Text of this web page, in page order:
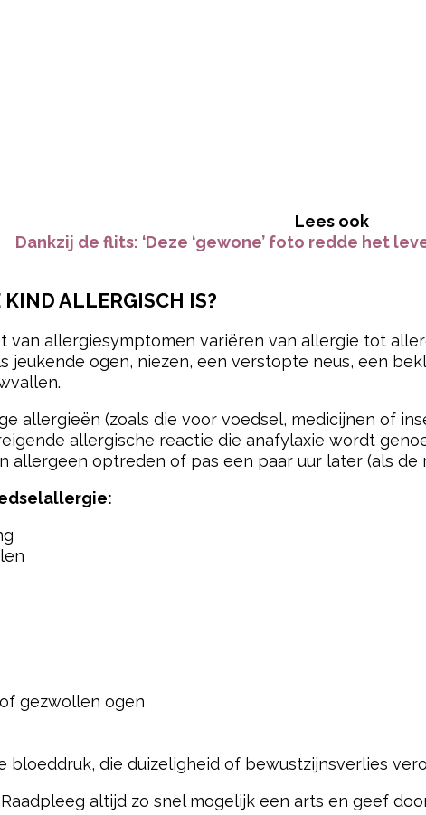
Lees ook
Dankzij de flits: ‘Deze ‘gewone’ foto redde het
KIND ALLERGISCH IS?
van allergiesymptomen variëren van allergie tot
jeukende ogen, niezen, een verstopte neus, een
allergieën (zoals die voor voedsel, medicijnen of
allergische reactie die anafylaxie wordt
allergeen optreden of pas een paar uur later (als de
gezwollen ogen
bloeddruk, die duizeligheid of bewustzijnsverlies
altijd zo snel mogelijk een arts en geef